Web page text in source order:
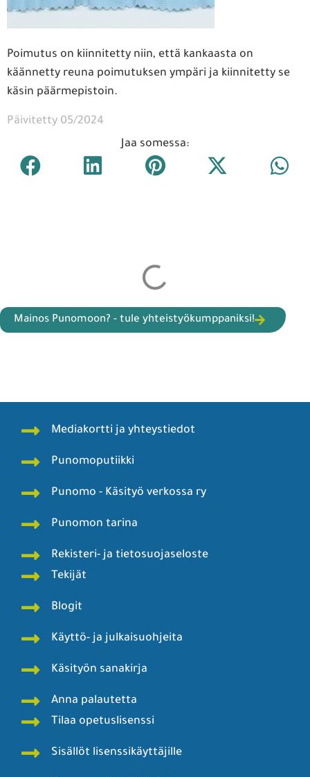
Poimutus on kiinnitetty niin, että kankaasta on
käännetty reuna poimutuksen ympäri ja kiinnitetty se
käsin päärmepistoin.
Päivitetty 05/2024
Jaa somessa:
Mainos Punomoon? - tule yhteistyökumppaniksi!
Mediakortti ja yhteystiedot
Punomoputiikki
Punomo - Käsityö verkossa ry
Punomon tarina
Rekisteri- ja tietosuojaseloste
Tekijät
Blogit
Käyttö- ja julkaisuohjeita
Käsityön sanakirja
Anna palautetta
Tilaa opetuslisenssi
Sisällöt lisenssikäyttäjille